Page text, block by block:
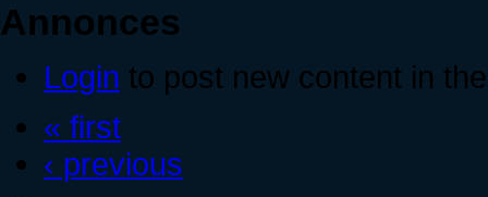
Annonces
Login to post new content in
« first
‹ previous